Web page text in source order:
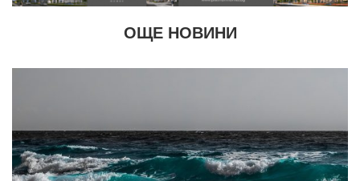
ОЩЕ НОВИНИ